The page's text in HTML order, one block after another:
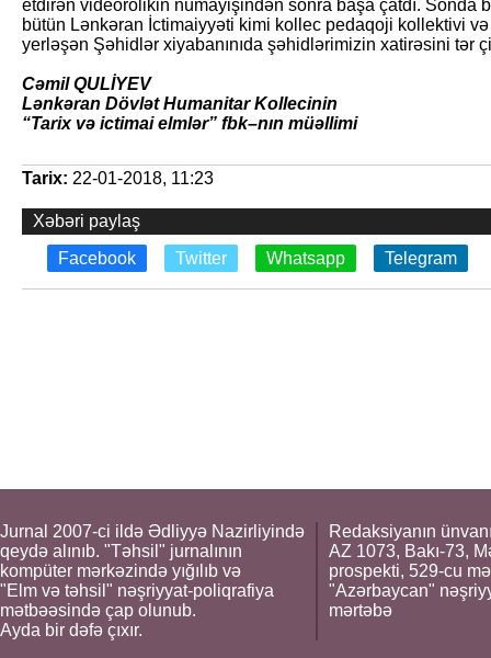
etdirən videorolikin nümayişindən sonra başa çatdı. Sonda
bütün Lənkəran İctimaiyyəti kimi kollec pedaqoji kollektivi
yerləşən Şəhidlər xiyabanınıda şəhidlərimizin xatirəsini tər
Cəmil QULİYEV
Lənkəran Dövlət Humanitar Kollecinin
“Tarix və ictimai elmlər” fbk–nın müəllimi
Tarix: 22-01-2018, 11:23
Xəbəri paylaş
Facebook
Twitter Whatsapp Telegram
Jurnal 2007-ci ildə Ədliyyə Nazirliyində
qeydə alınıb. "Təhsil" jurnalının
kompüter mərkəzində yığılıb və
"Elm və təhsil" nəşriyyat-poliqrafiya
mətbəəsində çap olunub.
Ayda bir dəfə çıxır.
Redaksiyanın
AZ 1073, Bakı-73,
prospekti, 529-cu
"Azərbaycan"
mərtəbə